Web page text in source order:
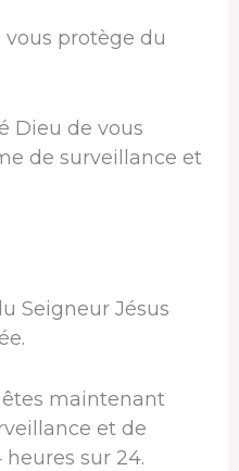
protège du
Dieu de vous
de surveillance et
Seigneur Jésus
maintenant
et de
sur 24.